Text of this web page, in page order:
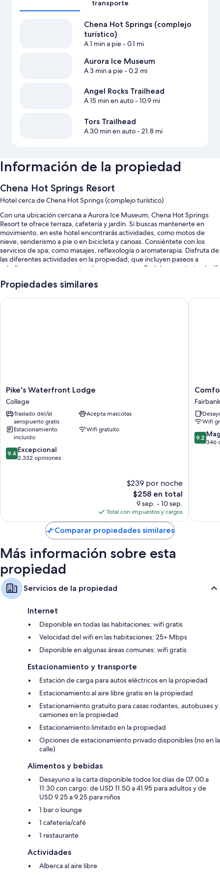
transporte
Chena Hot Springs (complejo
turístico)
A 1 min a pie- 0.1 mi
Aurora Ice Museum
A 3 min a pie- 0.2 mi
Angel Rocks Trailhead
A 15 min en auto- 10.9 mi
Tors Trailhead
A 30 min en auto- 21.8 mi
Información de la propiedad
Chena Hot Springs Resort
Hotel cerca de Chena Hot Springs (complejo turístico)
Con una ubicación cercana a Aurora Ice Museum, Chena Hot Springs
Resort te ofrece terraza, cafetería y jardín. Si buscas mantenerte en
movimiento, en este hotel encontrarás actividades, como motos de
nieve, senderismo a pie o en bicicleta y canoas. Consiéntete con los
servicios de spa, como masajes, reflexología o aromaterapia. Disfruta de
las diferentes actividades en la propiedad, que incluyen paseos a
caballo, paseos con raquetas de nieve y pesca. Podrás conectarte al wifi
diversos servicios, como área de juegos infantiles and lavandería.
Estos son algunos servicios adicionales:
Características de la habitación
Sus 80 habitaciones incluyen servicios como wifi gratis.
Otros de los servicios que también encontrarás en las habitaciones son:
Calefacción y ventiladores de techo
Secadoras de cabello y shampoo
Televisiones de pantalla plana de 40 pulgadas con canales vía
Propiedades similares
Pike's
Waterfront
Lodge
College
Pike's Waterfront Lodge
College
Traslado del/al
aeropuerto gratis
Acepta mascotas
Estacionamiento
incluido
Wifi gratuito
9.4
de
9.4 Excepcional
2,332 opiniones
$239 por noche
El
precio
actual
es
de
$258
$258 en total
9 sep. - 10 sep.
Total con impuestos y cargos
Pike's Waterfront Lodge
Comfort
Inn
Wifi
9.2
de
9.2
346
Comfort
Comparar propiedades similares
Más información sobre esta
propiedad
Servicios de la propiedad
Internet
Disponible en todas las habitaciones: wifi gratis
Velocidad del wifi en las habitaciones: 25+ Mbps
Disponible en algunas áreas comunes: wifi gratis
Estacionamiento y transporte
Estación de carga para autos eléctricos en la propiedad
Estacionamiento al aire libre gratis en la propiedad
Estacionamiento gratuito para casas rodantes, autobuses y
camiones en la propiedad
Estacionamiento limitado en la propiedad
Opciones de estacionamiento privado disponibles (no en la
calle)
Alimentos y bebidas
Desayuno a la carta disponible todos los días de 07:00 a
11:30 con cargo: de USD 11.50 a 41.95 para adultos y de
USD 9.25 a 9.25 para niños
1 bar o lounge
1 cafetería/café
1 restaurante
Actividades
Alberca al aire libre